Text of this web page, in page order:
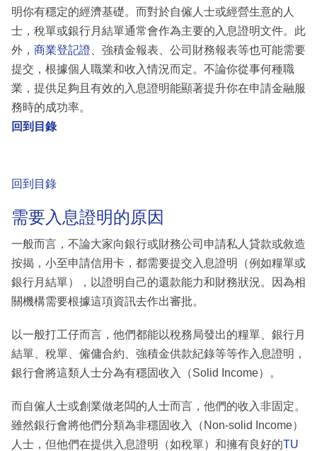
明你有穩定的經濟基礎。而對於自僱人士或經營生意的人
士，稅單或銀行月結單通常會作為主要的入息證明文件。此
外， 商業登記證 、強積金報表、公司財務報表等也可能需要
提交，根據個人職業和收入情況而定。不論你從事何種職
業，提供足夠且有效的入息證明能顯著提升你在申請金融服
務時的成功率。
回到目錄
回到目錄
需要入息證明的原因
一般而言，不論大家向銀行或財務公司申請私人貸款或敘造
按揭，小至申請信用卡，都需要提交入息證明（例如糧單或
銀行月結單），以證明自己的還款能力和財務狀況。因為相
關機構需要根據這項資訊去作出審批。
以一般打工仔而言，他們都能以稅務局發出的糧單、銀行月
結單、稅單、僱傭合約、強積金供款紀錄等等作入息證明，
銀行會將這類人士分為有穩固收入（Solid Income）。
而自僱人士或創業做老闆的人士而言，他們的收入非固定。
雖然銀行會將他們分類為非穩固收入（Non-solid Income）
人士，但他們在提供入息證明（如稅單）和擁有良好的TU